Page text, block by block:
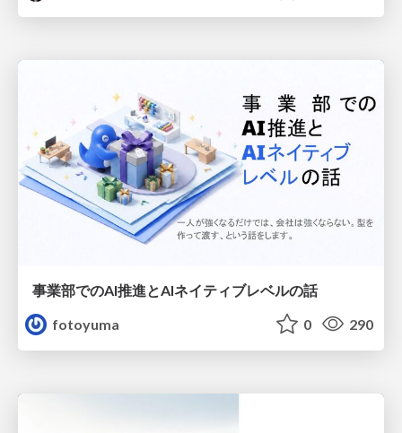
事業部でのAI推進とAIネイティブレベルの話
fotoyuma
0 290